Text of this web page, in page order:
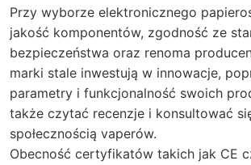
Przy wyborze elektronicznego
jakość komponentów, zgodność ze
bezpieczeństwa oraz renoma
marki stale inwestują w innowacje,
parametry i funkcjonalność swoich
także czytać recenzje i konsultować
społecznością vaperów.
Obecność certyfikatów takich jak CE